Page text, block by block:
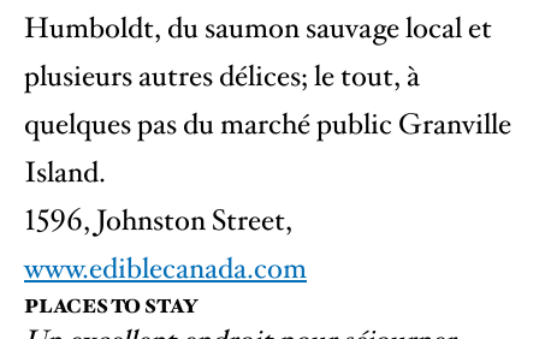
Humboldt, du saumon sauvage local et
plusieurs autres délices; le tout, à
quelques pas du marché public Granville
Island.
1596, Johnston Street,
www.ediblecanada.com
PLACES TO STAY